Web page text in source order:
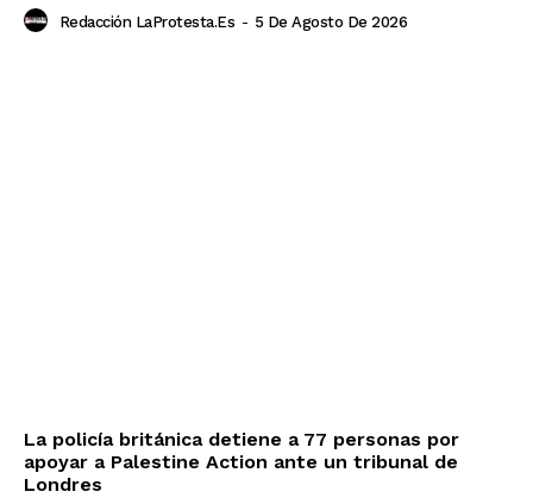
Redacción LaProtesta.es - 5 De Agosto De 2026
La policía británica detiene a 77 personas por
apoyar a Palestine Action ante un tribunal de
Londres